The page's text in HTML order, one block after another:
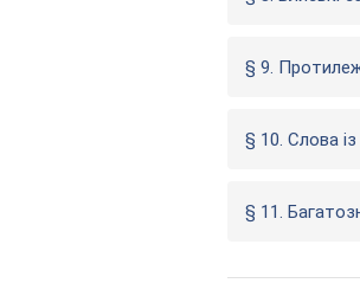
§ 9.
§ 10. Слова
§ 11.